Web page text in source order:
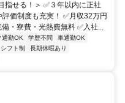
指せる！＞ ✅３年以内に正社
価制度も充実！ ✅月収32万円
・寮費・光熱費無料 ✅入社...
通勤OK 学歴不問
車通勤OK
シフト制
長期休暇あり